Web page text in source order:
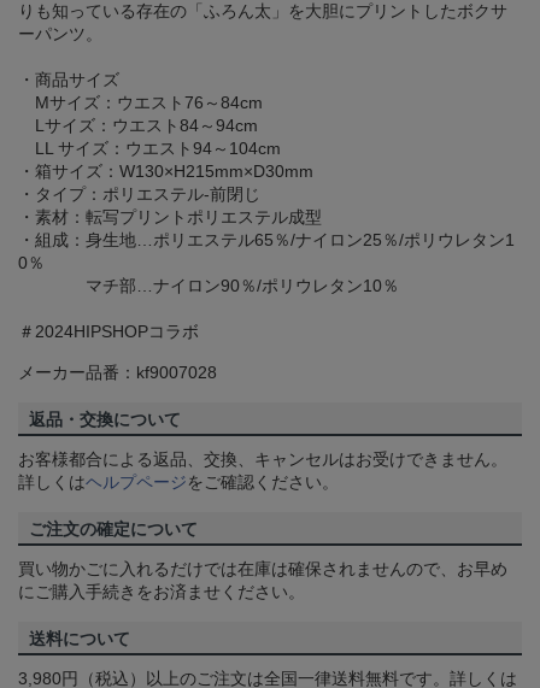
りも知っている存在の「ふろん太」を大胆にプリントしたボクサ
ーパンツ。
・商品サイズ
Mサイズ：ウエスト76～84cm
Lサイズ：ウエスト84～94cm
LL サイズ：ウエスト94～104cm
・箱サイズ：W130×H215mm×D30mm
・タイプ：ポリエステル-前閉じ
・素材：転写プリントポリエステル成型
・組成：身生地…ポリエステル65％/ナイロン25％/ポリウレタン1
0％
マチ部…ナイロン90％/ポリウレタン10％
＃2024HIPSHOPコラボ
メーカー品番：kf9007028
返品・交換について
お客様都合による返品、交換、キャンセルはお受けできません。
詳しくはヘルプページをご確認ください。
ご注文の確定について
買い物かごに入れるだけでは在庫は確保されませんので、お早め
にご購入手続きをお済ませください。
送料について
3,980円（税込）以上のご注文は全国一律送料無料です。詳しくは